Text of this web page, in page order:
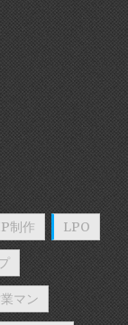
制作 LPO
マン